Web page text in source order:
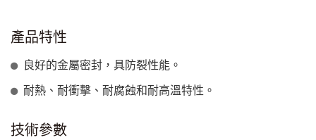
產品特性
良好的金屬密封，具防裂性能。
耐熱、耐衝擊、耐腐蝕和耐高溫特性。
技術參數